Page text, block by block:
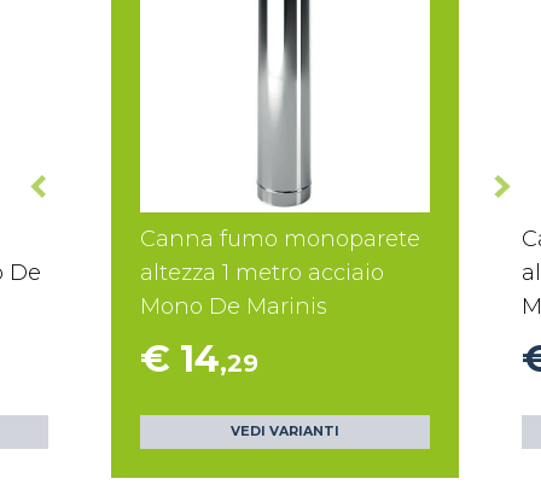
De
Canna fumo monoparete
altezza 1 metro acciaio
Mono De Marinis
€ 14,29
VEDI VARIANTI